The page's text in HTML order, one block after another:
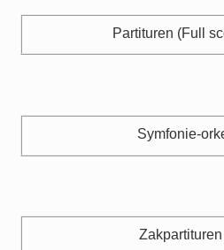
Andere instrumenten
Partituren (Full
Symfonie-
Zakpartituren